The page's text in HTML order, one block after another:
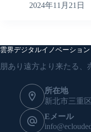
2024年11月21日
雲界デジタルイノベーション
朋あり遠方より来たる、
所在地
新北市三重
Eメール